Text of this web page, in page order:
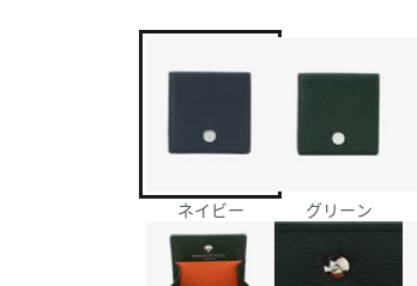
ネイビー グリーン